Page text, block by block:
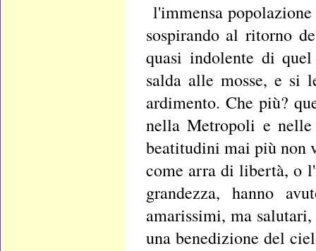
l'immensa
sospirando al ritorno
quasi indolente di
salda alle mosse, e si
ardimento. Che più?
nella Metropoli e
beatitudini mai più non
come arra di libertà, o
grandezza, hanno
amarissimi, ma
una benedizione del